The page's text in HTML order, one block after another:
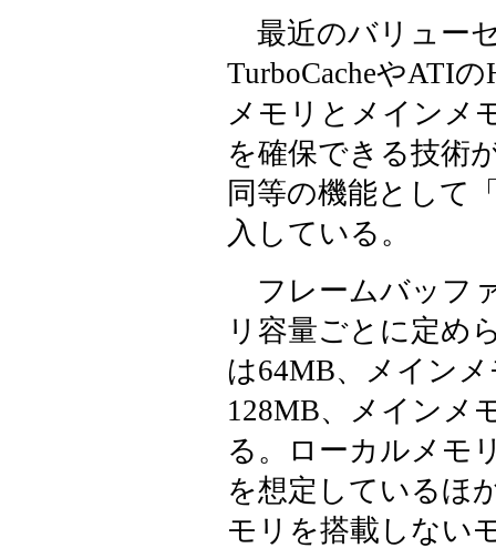
最近のバリュー
TurboCacheやATI
メモリとメインメ
を確保できる技術
同等の機能として
入している。
フレームバッフ
リ容量ごとに定め
は64MB、メイン
128MB、メインメ
る。ローカルメモ
を想定しているほ
モリを搭載しない